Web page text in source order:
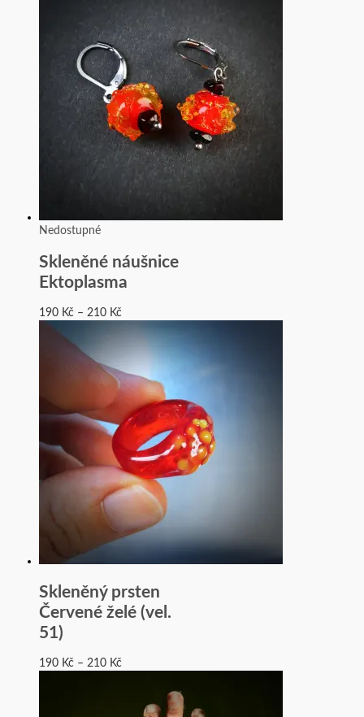
Nedostupné
Skleněné náušnice
Ektoplasma
190 Kč – 210 Kč
Skleněný prsten
Červené želé (vel.
51)
190 Kč – 210 Kč